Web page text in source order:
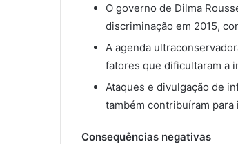
O governo de Dilma
discriminação em 2015,
A agenda
fatores que dificultaram a
Ataques e divulgação de
também contribuíram
Consequências negativas